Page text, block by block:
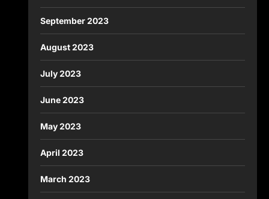
September 2023
August 2023
July 2023
June 2023
May 2023
April 2023
March 2023